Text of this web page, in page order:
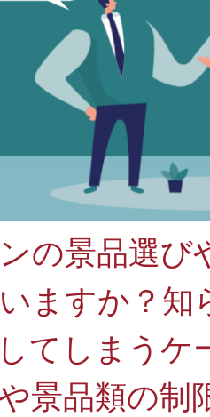
の景品選び
ますか？
てしまうケ
景品類の制